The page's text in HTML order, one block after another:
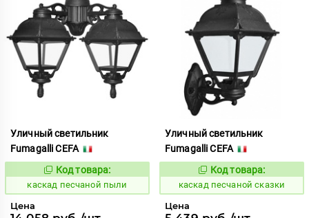
Уличный светильник
Fumagalli CEFA
Код:
634076
Код товара:
каскад песчаной пыли
Цена
Уличный светильник
Fumagalli CEFA
Код:
634090
Код товара:
каскад песчаной сказки
Цена